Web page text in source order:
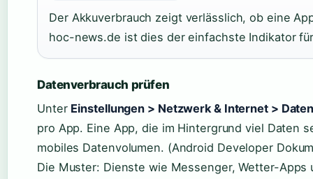
Der Akkuverbrauch zeigt verlässlich, ob eine
hoc-news.de ist dies der einfachste Indikator
Datenverbrauch prüfen
Unter Einstellungen > Netzwerk & Internet >
pro App. Eine App, die im Hintergrund viel Daten
mobiles Datenvolumen. (Android Developer
Die Muster: Dienste wie Messenger, Wetter-